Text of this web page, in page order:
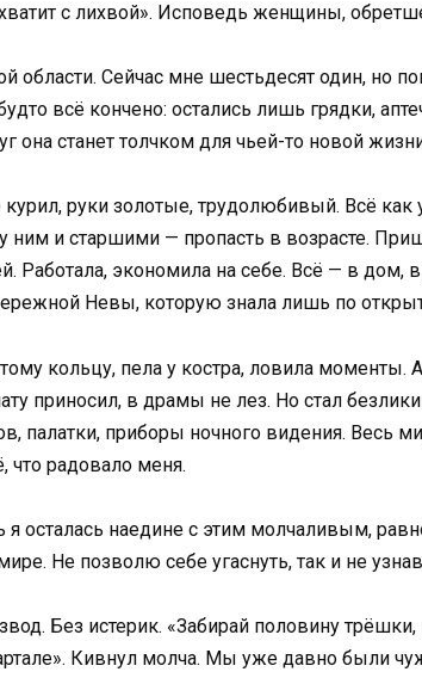
с лихвой». Исповедь женщины,
области. Сейчас мне шестьдесят один, но
всё кончено: остались лишь грядки,
она станет толчком для чьей-то новой
руки золотые, трудолюбивый. Всё как
и старшими — пропасть в возрасте.
экономила на себе. Всё — в дом,
Невы, которую знала лишь по
кольцу, пела у костра, ловила моменты.
приносил, в драмы не лез. Но стал
палатки, приборы ночного видения. Весь
что радовало меня.
я осталась наедине с этим молчаливым,
Не позволю себе угаснуть, так и не
Без истерик. «Забирай половину
Кивнул молча. Мы уже давно были